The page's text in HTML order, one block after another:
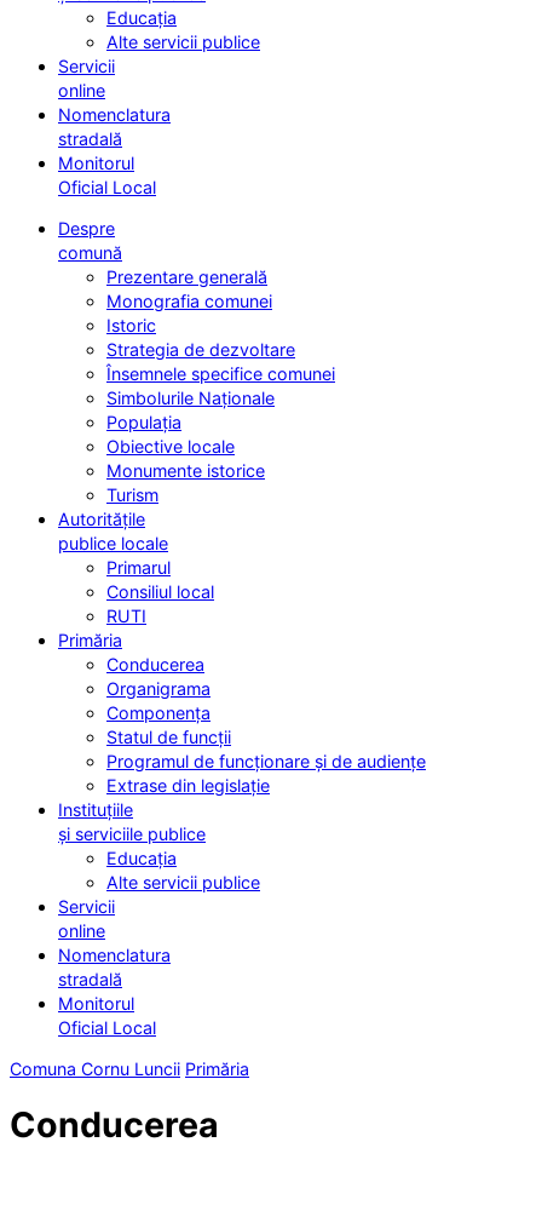
Educația
Alte servicii publice
Servicii
online
Nomenclatura
stradală
Monitorul
Oficial Local
Despre
comună
Prezentare generală
Monografia comunei
Istoric
Strategia de dezvoltare
Însemnele specifice comunei
Simbolurile Naționale
Populația
Obiective locale
Monumente istorice
Turism
Autoritățile
publice locale
Primarul
Consiliul local
RUTI
Primăria
Conducerea
Organigrama
Componența
Statul de funcții
Programul de funcționare și de audiențe
Extrase din legislație
Instituțiile
și serviciile publice
Educația
Alte servicii publice
Servicii
online
Nomenclatura
stradală
Monitorul
Oficial Local
Comuna Cornu Luncii Primăria
Conducerea